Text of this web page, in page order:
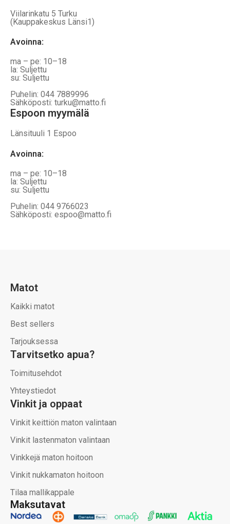
Viilarinkatu 5 Turku
(Kauppakeskus Länsi1)
Avoinna:
ma – pe: 10–18
la: Suljettu
su: Suljettu
Puhelin: 044 7889996
Sähköposti: turku@matto.fi
Espoon myymälä
Länsituuli 1 Espoo
Avoinna:
ma – pe: 10–18
la: Suljettu
su: Suljettu
Puhelin: 044 9766023
Sähköposti: espoo@matto.fi
Maksutavat
Matot
Kaikki matot
Best sellers
Tarjouksessa
Tarvitsetko apua?
Toimitusehdot
Yhteystiedot
Vinkit ja oppaat
Vinkit keittiön maton valintaan
Vinkit lastenmaton valintaan
Vinkkejä maton hoitoon
Vinkit nukkamaton hoitoon
Tilaa mallikappale